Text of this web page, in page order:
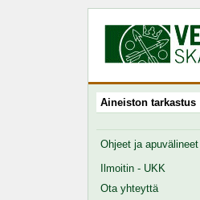
Aineiston tarkastus
Ohjeet ja apuvälineet
Ilmoitin - UKK
Ota yhteyttä